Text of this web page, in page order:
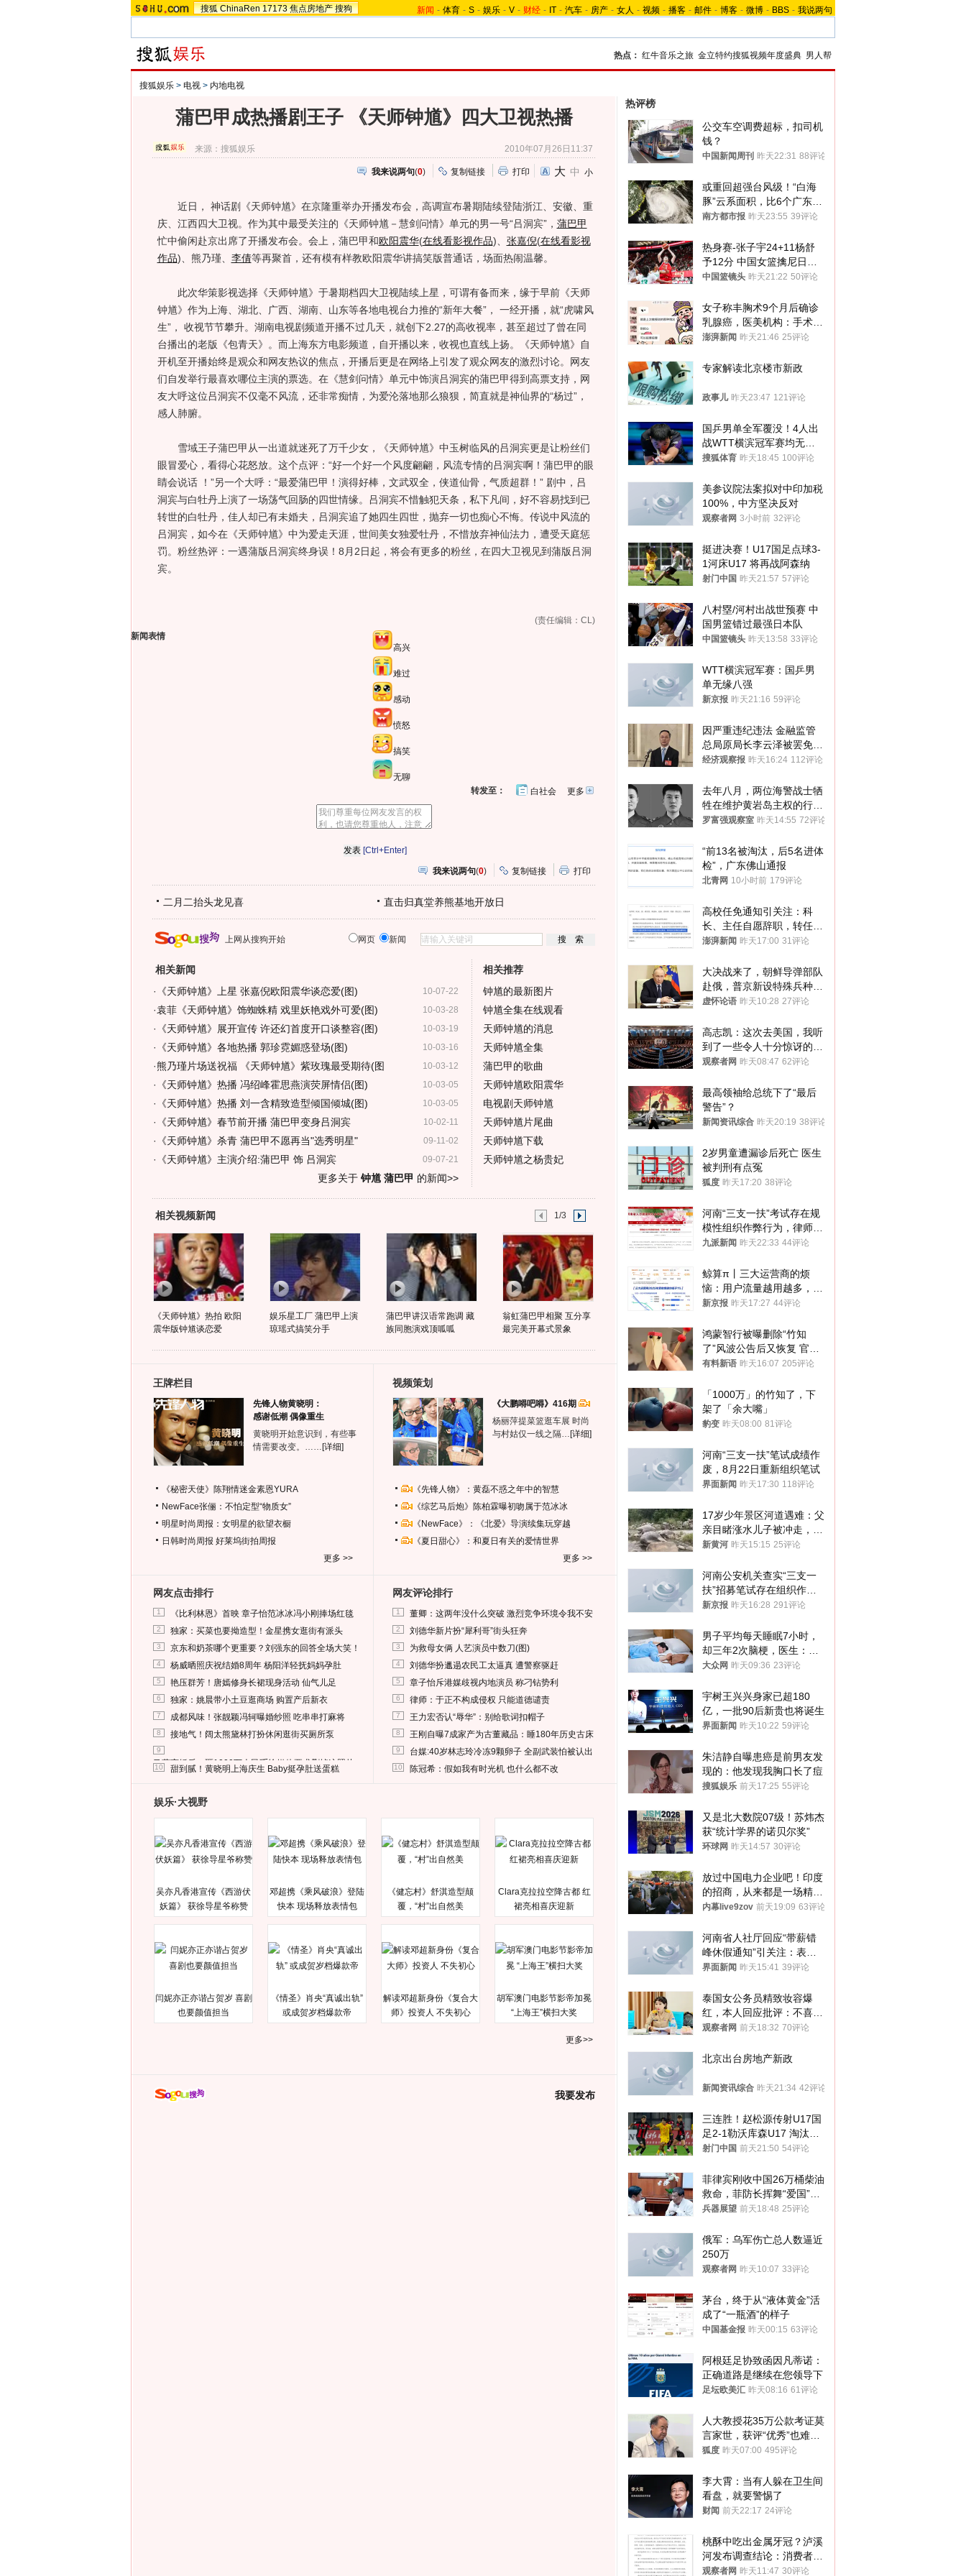
搜狐 ChinaRen 17173 焦点房地产 搜狗 新闻 - 体育 - S - 娱乐 - V - 财经 - IT - 汽车 - 房产 - 女人 - 视频 - 播客 - 邮件 - 博客 - 微博 - BBS - 我说两句
热点： 红牛音乐之旅 金立特约搜狐视频年度盛典 男人帮
搜狐娱乐 > 电视 > 内地电视
蒲巴甲成热播剧王子 《天师钟馗》四大卫视热播
来源：搜狐娱乐 2010年07月26日11:37
我来说两句(0) 复制链接 打印 大 中 小
近日， 神话剧《天师钟馗》在京隆重举办开播发布会，高调宣布暑期陆续登陆浙江、安徽、重
庆、江西四大卫视。作为其中最受关注的《天师钟馗－慧剑问情》单元的男一号“吕洞宾”， 蒲巴甲
忙中偷闲赴京出席了开播发布会。会上，蒲巴甲和欧阳震华(在线看影视作品) 张嘉倪(在线看影视
作品) 、熊乃瑾、 李倩等再聚首，还有模有样教欧阳震华讲搞笑版普通话，场面热闹温馨。
此次华策影视选择《天师钟馗》于暑期档四大卫视陆续上星，可谓有备而来，缘于早前《天师
钟馗》作为上海、湖北、广西、湖南、山东等各地电视台力推的“新年大餐”， 一经开播，就“虎啸风
生”， 收视节节攀升。湖南电视剧频道开播不过几天，就创下2.27的高收视率，甚至超过了曾在同
台播出的老版《包青天》。而上海东方电影频道，自开播以来，收视也直线上扬。《天师钟馗》自
开机至开播始终是观众和网友热议的焦点，开播后更是在网络上引发了观众网友的激烈讨论。网友
们自发举行最喜欢哪位主演的票选。在《慧剑问情》单元中饰演吕洞宾的蒲巴甲得到高票支持，网
友大呼这位吕洞宾不仅毫不风流，还非常痴情，为爱沦落地那么狼狈，简直就是神仙界的“杨过”，
感人肺腑。
雪域王子蒲巴甲从一出道就迷死了万千少女，《天师钟馗》中玉树临风的吕洞宾更是让粉丝们
眼冒爱心，看得心花怒放。这个点评：“好一个好一个风度翩翩，风流专情的吕洞宾啊！蒲巴甲的眼
睛会说话 ！”另一个大呼：“最爱蒲巴甲！演得好棒，文武双全，侠道仙骨，气质超群！” 剧中，吕
洞宾与白牡丹上演了一场荡气回肠的四世情缘。吕洞宾不惜触犯天条，私下凡间，好不容易找到已
转世的白牡丹，佳人却已有未婚夫，吕洞宾追了她四生四世，抛弃一切也痴心不悔。传说中风流的
吕洞宾，如今在《天师钟馗》中为爱走天涯，世间美女独爱牡丹，不惜放弃神仙法力，遭受天庭惩
罚。粉丝热评：一遇蒲版吕洞宾终身误！8月2日起，将会有更多的粉丝，在四大卫视见到蒲版吕洞
宾。
(责任编辑：CL)
新闻表情
高兴
难过
感动
愤怒
搞笑
无聊
更多开
转发至： 白社会
[Ctrl+Enter]
我来说两句(0) 复制链接 打印
二月二抬头龙见喜 直击归真堂养熊基地开放日
上网从搜狗开始 网页 新闻
相关新闻
10-07-22
· 《天师钟馗》上星 张嘉倪欧阳震华谈恋爱(图)
10-03-28
·袁菲《天师钟馗》饰蜘蛛精 戏里妖艳戏外可爱(图)
10-03-19
· 《天师钟馗》展开宣传 许还幻首度开口谈整容(图)
10-03-16
· 《天师钟馗》各地热播 郭珍霓媚惑登场(图)
10-03-12
·熊乃瑾片场送祝福 《天师钟馗》紫玫瑰最受期待(图
10-03-05
· 《天师钟馗》热播 冯绍峰霍思燕演荧屏情侣(图)
10-03-05
· 《天师钟馗》热播 刘一含精致造型倾国倾城(图)
10-02-11
· 《天师钟馗》春节前开播 蒲巴甲变身吕洞宾
09-11-02
· 《天师钟馗》杀青 蒲巴甲不愿再当"选秀明星"
09-07-21
· 《天师钟馗》主演介绍:蒲巴甲 饰 吕洞宾
更多关于 钟馗 蒲巴甲 的新闻>>
相关推荐
钟馗的最新图片
钟馗全集在线观看
天师钟馗的消息
天师钟馗全集
蒲巴甲的歌曲
天师钟馗欧阳震华
电视剧天师钟馗
天师钟馗片尾曲
天师钟馗下载
天师钟馗之杨贵妃
相关视频新闻 1/3
《天师钟馗》热拍 欧阳
震华版钟馗谈恋爱
娱乐星工厂 蒲巴甲上演
琼瑶式搞笑分手
蒲巴甲讲汉语常跑调 藏
族同胞演戏顶呱呱
翁虹蒲巴甲相聚 互分享
最完美开幕式景象
王牌栏目
先锋人物黄晓明：
感谢低潮 偶像重生
黄晓明开始意识到，有些事
情需要改变。…… [详细]
《秘密天使》陈翔情迷金素恩YURA
NewFace张俪：不怕定型“物质女”
明星时尚周报：女明星的欲望衣橱
日韩时尚周报 好莱坞街拍周报
更多 >>
视频策划
《大鹏嘚吧嘚》416期
杨丽萍提菜篮逛车展 时尚
与村姑仅一线之隔… [详细]
《先锋人物》：黄磊不惑之年中的智慧
《综艺马后炮》陈柏霖曝初吻属于范冰冰
《NewFace》：《北爱》导演续集玩穿越
《夏日甜心》：和夏日有关的爱情世界
更多 >>
网友点击排行
1 《比利林恩》首映 章子怡范冰冰冯小刚捧场红毯
2 独家：买菜也要拗造型！金星携女逛街有派头
3 京东和奶茶哪个更重要？刘强东的回答全场大笑！
4 杨威晒照庆祝结婚8周年 杨阳洋轻抚妈妈孕肚
5 艳压群芳！唐嫣修身长裙现身活动 仙气儿足
6 独家：姚晨带小土豆逛商场 购置产后新衣
7 成都风味！张靓颖冯轲曝婚纱照 吃串串打麻将
8 接地气！阔太熊黛林打扮休闲逛街买厕所泵
9
马蓉离婚后，砸1000万人民币给媒体要求删掉这照片
10 甜到腻！黄晓明上海庆生 Baby挺孕肚送蛋糕
网友评论排行
1 董卿：这两年没什么突破 激烈竞争环境令我不安
2 刘德华新片扮“犀利哥”街头狂奔
3 为救母女俩 人艺演员中数刀(图)
4 刘德华扮邋遢农民工太逼真 遭警察驱赶
5 章子怡斥港媒歧视内地演员 称刁钻势利
6 律师：于正不构成侵权 只能道德谴责
7 王力宏否认“辱华”：别给歌词扣帽子
8 王刚自曝7成家产为古董藏品：睡180年历史古床
9 台媒:40岁林志玲冷冻9颗卵子 全副武装怕被认出
10 陈冠希：假如我有时光机 也什么都不改
娱乐·大视野
吴亦凡香港宣传《西游伏
妖篇》 获徐导星爷称赞
邓超携《乘风破浪》登陆
快本 现场释放表情包
《健忘村》舒淇造型颠
覆，“村”出自然美
Clara克拉拉空降古都 红
裙亮相喜庆迎新
闫妮亦正亦谐占贺岁 喜剧
也要颜值担当
《情圣》肖央“真诚出轨”
或成贺岁档爆款帝
解读邓超新身份《复合大
师》投资人 不失初心
胡军澳门电影节影帝加冕
“上海王”横扫大奖
更多>>
我要发布
热评榜
公交车空调费超标，扣司机
钱？
中国新闻周刊 昨天22:31 88评论
或重回超强台风级！“白海
豚”云系面积，比6个广东还
大！深圳官方：注意这件事
南方都市报 昨天23:55 39评论
热身赛-张子宇24+11杨舒
予12分 中国女篮擒尼日利
亚
中国篮镜头 昨天21:22 50评论
女子称丰胸术9个月后确诊
乳腺癌，医美机构：手术不
可能引发癌症，建议走司法
澎湃新闻 昨天21:46 25评论
专家解读北京楼市新政
政事儿 昨天23:47 121评论
国乒男单全军覆没！4人出
战WTT横滨冠军赛均无缘
八强
搜狐体育 昨天18:45 100评论
美参议院法案拟对中印加税
100%，中方坚决反对
观察者网 3小时前 32评论
挺进决赛！U17国足点球3-
1河床U17 将再战阿森纳
射门中国 昨天21:57 57评论
八村塁/河村出战世预赛 中
国男篮错过最强日本队
中国篮镜头 昨天13:58 33评论
WTT横滨冠军赛：国乒男
单无缘八强
新京报 昨天21:16 59评论
因严重违纪违法 金融监管
总局原局长李云泽被罢免全
国人大代表
经济观察报 昨天16:24 112评论
去年八月，两位海警战士牺
牲在维护黄岩岛主权的行动
中
罗富强观察室 昨天14:55 72评论
“前13名被淘汰，后5名进体
检”，广东佛山通报
北青网 10小时前 179评论
高校任免通知引关注：科
长、主任自愿辞职，转任思
政辅导员
澎湃新闻 昨天17:00 31评论
大决战来了，朝鲜导弹部队
赴俄，普京新设特殊兵种，
76岁老将扛旗
虚怀论语 昨天10:28 27评论
高志凯：这次去美国，我听
到了一些令人十分惊讶的消
息
观察者网 昨天08:47 62评论
最高领袖给总统下了“最后
警告”？
新闻资讯综合 昨天20:19 38评论
2岁男童遭漏诊后死亡 医生
被判刑有点冤
狐度 昨天17:20 38评论
河南“三支一扶”考试存在规
模性组织作弊行为，律师：
涉嫌非法获取国家秘密罪等
九派新闻 昨天22:33 44评论
鲸算π丨三大运营商的烦
恼：用户流量越用越多，收
入却越来越少
新京报 昨天17:27 44评论
鸿蒙智行被曝删除“竹知
了”风波公告后又恢复 官媒
曾力挺：劝华为要大度的，
有料新语 昨天16:07 205评论
「1000万」的竹知了，下
架了「余大嘴」
豹变 昨天08:00 81评论
河南“三支一扶”笔试成绩作
废，8月22日重新组织笔试
界面新闻 昨天17:30 118评论
17岁少年景区河道遇难：父
亲目睹涨水儿子被冲走，当
地排除上游泄洪，家属盼厘
新黄河 昨天15:15 25评论
河南公安机关查实“三支一
扶”招募笔试存在组织作弊
犯罪行为
新京报 昨天16:28 291评论
男子平均每天睡眠7小时，
却三年2次脑梗，医生：这
样睡觉更伤身
大众网 昨天09:36 23评论
宇树王兴兴身家已超180
亿，一批90后新贵也将诞生
界面新闻 昨天10:22 59评论
朱洁静自曝患癌是前男友发
现的：他发现我胸口长了痘
搜狐娱乐 前天17:25 55评论
又是北大数院07级！苏炜杰
获“统计学界的诺贝尔奖”
环球网 昨天14:57 30评论
放过中国电力企业吧！印度
的招商，从来都是一场精准
收割
内幕live9zov 前天19:09 63评论
河南省人社厅回应“带薪错
峰休假通知”引关注：表述
不够准确，待修改后印发
界面新闻 昨天15:41 39评论
泰国女公务员精致妆容爆
红，本人回应批评：不喜欢
就别看
观察者网 前天18:32 70评论
北京出台房地产新政
新闻资讯综合 昨天21:34 42评论
三连胜！赵松源传射U17国
足2-1勒沃库森U17 淘汰赛
将战河床
射门中国 前天21:50 54评论
菲律宾刚收中国26万桶柴油
救命，菲防长挥舞“爱国”大
棒，谁亲华谁下台？
兵器展望 前天18:48 25评论
俄军：乌军伤亡总人数逼近
250万
观察者网 昨天10:07 33评论
茅台，终于从“液体黄金”活
成了“一瓶酒”的样子
中国基金报 昨天00:15 63评论
阿根廷足协致函因凡蒂诺：
正确道路是继续在您领导下
足坛欧美汇 昨天08:16 61评论
人大教授花35万公款考证莫
言家世，获评“优秀”也难服
众
狐度 昨天07:00 495评论
李大霄：当有人躲在卫生间
看盘，就要警惕了
财闻 前天22:17 24评论
桃酥中吃出金属牙冠？泸溪
河发布调查结论：消费者已
澄清，所发视频情况不属实
观察者网 昨天11:47 30评论